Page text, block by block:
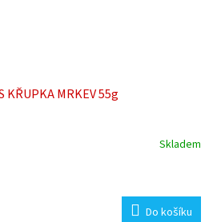
KŘUPKA MRKEV 55g
Skladem
Do košíku